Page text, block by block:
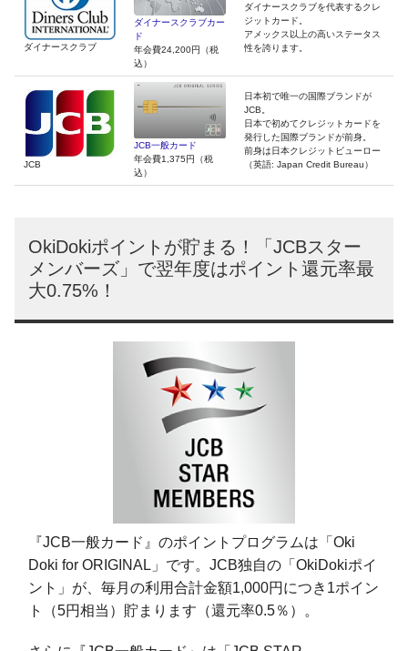
ダイナースクラブ
ダイナースクラブカー
ド
年会費24,200円（税
込）
ダイナースクラブを代表するクレ
ジットカード。
アメックス以上の高いステータス
性を誇ります。
JCB
JCB一般カード
年会費1,375円（税
込）
日本初で唯一の国際ブランドが
JCB。
日本で初めてクレジットカードを
発行した国際ブランドが前身。
前身は日本クレジットビューロー
（英語: Japan Credit Bureau）
OkiDokiポイントが貯まる！「JCBスター
メンバーズ」で翌年度はポイント還元率最
大0.75%！
『JCB一般カード』のポイントプログラムは「Oki
Doki for ORIGINAL」です。JCB独自の「OkiDokiポイ
ント」が、毎月の利用合計金額1,000円につき1ポイン
ト（5円相当）貯まります（還元率0.5％）。